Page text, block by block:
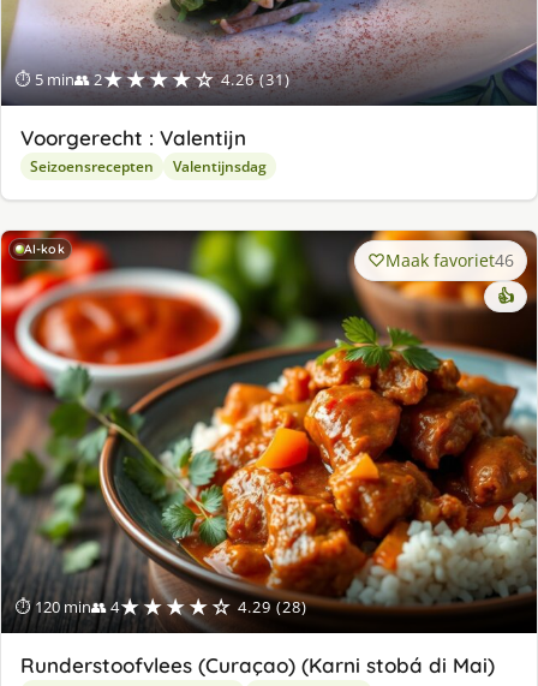
⏱ 5 min👥 2★★★★☆ 4.26 (31)
Voorgerecht : Valentijn
Seizoensrecepten Valentijnsdag
AI-kok
⏱ 120 min👥 4★★★★☆ 4.29 (28)
Maak favoriet46
👍
Runderstoofvlees (Curaçao) (Karni stobá di Mai)